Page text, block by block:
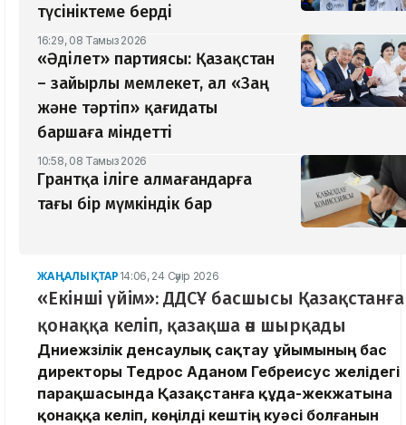
түсініктеме берді
16:29, 08 Тамыз 2026
«Әділет» партиясы: Қазақстан
– зайырлы мемлекет, ал «Заң
және тәртіп» қағидаты
баршаға міндетті
10:58, 08 Тамыз 2026
Грантқа іліге алмағандарға
тағы бір мүмкіндік бар
ЖАҢАЛЫҚТАР 14:06, 24 Сәуір 2026
«Екінші үйім»: ДДСҰ басшысы Қазақстанға
қонаққа келіп, қазақша ән шырқады
Дүниежүзілік денсаулық сақтау ұйымының бас
директоры Тедрос Аданом Гебреисус желідегі
парақшасында Қазақстанға құда-жекжатына
қонаққа келіп, көңілді кештің куәсі болғанын